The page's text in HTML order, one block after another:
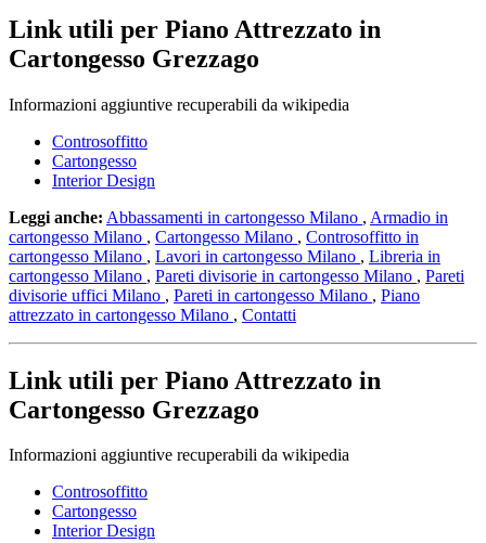
Link utili per Piano Attrezzato in
Cartongesso Grezzago
Informazioni aggiuntive recuperabili da wikipedia
Controsoffitto
Cartongesso
Interior Design
Leggi anche: Abbassamenti in cartongesso Milano , Armadio in
cartongesso Milano , Cartongesso Milano , Controsoffitto in
cartongesso Milano , Lavori in cartongesso Milano , Libreria in
cartongesso Milano , Pareti divisorie in cartongesso Milano , Pareti
divisorie uffici Milano , Pareti in cartongesso Milano , Piano
attrezzato in cartongesso Milano , Contatti
Link utili per Piano Attrezzato in
Cartongesso Grezzago
Informazioni aggiuntive recuperabili da wikipedia
Controsoffitto
Cartongesso
Interior Design